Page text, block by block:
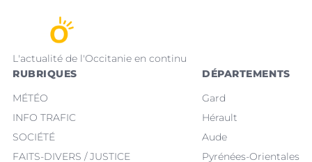
L'actualité de l'Occitanie en continu
RUBRIQUES
MÉTÉO
INFO TRAFIC
SOCIÉTÉ
FAITS-DIVERS / JUSTICE
DÉPARTEMENTS
Gard
Hérault
Aude
Pyrénées-Orientales